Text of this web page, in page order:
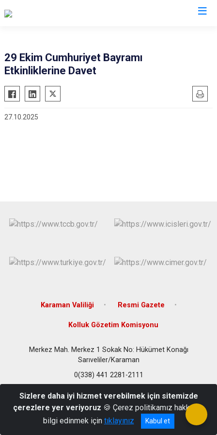
Ayrancı
Başyayla
Kazımkarabekir
29 Ekim Cumhuriyet Bayramı
Etkinliklerine Davet
27.10.2025
Karaman Valiliği Resmi Gazete
Kolluk Gözetim Komisyonu
Merkez Mah. Merkez 1 Sokak No: Hükümet Konağı
Sarıveliler/Karaman
0(338) 441 2281-2111
Sizlere daha iyi hizmet verebilmek için sitemizde
çerezlere yer veriyoruz 🍪 Çerez politikamız hakkında
bilgi edinmek için tıklayınız Kabul et